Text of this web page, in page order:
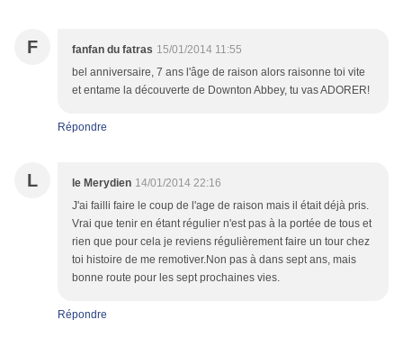
F fanfan du fatras 15/01/2014 11:55
bel anniversaire, 7 ans l'âge de raison alors raisonne toi vite
et entame la découverte de Downton Abbey, tu vas ADORER!
Répondre
L le Merydien 14/01/2014 22:16
J'ai failli faire le coup de l'age de raison mais il était déjà pris.
Vrai que tenir en étant régulier n'est pas à la portée de tous et
rien que pour cela je reviens régulièrement faire un tour chez
toi histoire de me remotiver.Non pas à dans sept ans, mais
bonne route pour les sept prochaines vies.
Répondre